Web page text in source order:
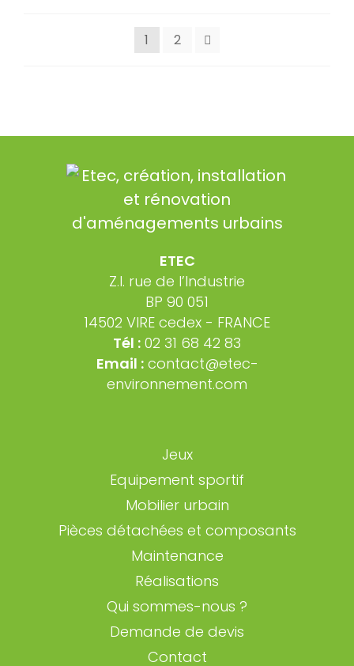
1 2
ETEC
Z.I. rue de l’Industrie
BP 90 051
14502 VIRE cedex - FRANCE
Tél : 02 31 68 42 83
Email : contact@etec-
environnement.com
Jeux
Equipement sportif
Mobilier urbain
Pièces détachées et composants
Maintenance
Réalisations
Qui sommes-nous ?
Demande de devis
Contact